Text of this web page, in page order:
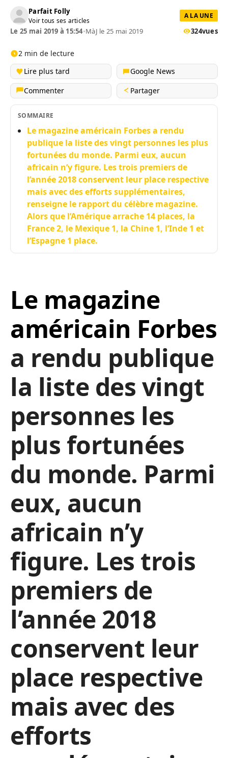
Parfait Folly
Voir tous ses articles
A LA UNE
Le 25 mai 2019 à 15:54•MàJ le 25 mai 2019 324vues
2 min de lecture
Lire plus tard
Google News
Commenter
Partager
SOMMAIRE
Le magazine américain Forbes a rendu
publique la liste des vingt personnes les plus
fortunées du monde. Parmi eux, aucun
africain n’y figure. Les trois premiers de
l’année 2018 conservent leur place respective
mais avec des efforts supplémentaires,
renseigne le rapport du célèbre magazine.
Alors que l’Amérique arrache 14 places, la
France 2, le Mexique 1, la Chine 1, l’Inde 1 et
l’Espagne 1 place.
Le magazine
américain Forbes
a rendu publique
la liste des vingt
personnes les
plus fortunées
du monde. Parmi
eux, aucun
africain n’y
figure. Les trois
premiers de
l’année 2018
conservent leur
place respective
mais avec des
efforts